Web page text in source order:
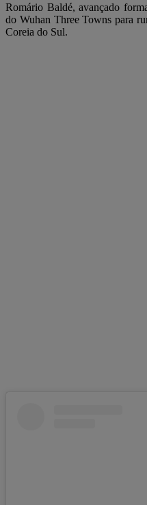
Romário Baldé, avançado
do Wuhan Three Towns para
Coreia do Sul.